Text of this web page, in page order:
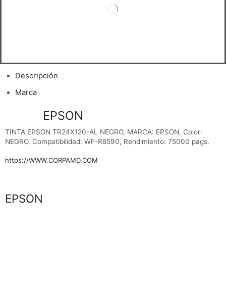
Descripción
Marca
EPSON
TINTA EPSON TR24X120-AL NEGRO, MARCA: EPSON, Color:
NEGRO, Compatibilidad: WF-R8590, Rendimiento: 75000 pags.
https://WWW.CORPAMD.COM
EPSON